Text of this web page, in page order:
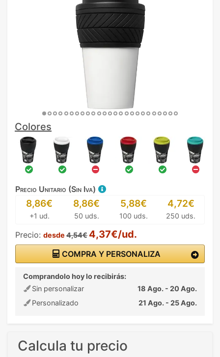
Colores
Precio Unitario (Sin Iva)
8,86€
+1 ud.
8,86€
50 uds.
5,88€
100 uds.
4,72€
250 uds.
Precio: desde 4,54€ 4,37€/ud.
COMPRA Y PERSONALIZA
Comprandolo hoy lo recibirás:
Sin personalizar
18 Ago. - 20 Ago.
Personalizado
21 Ago. - 25 Ago.
Calcula tu precio